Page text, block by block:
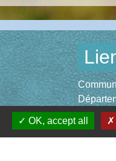
Région
OK, accept all